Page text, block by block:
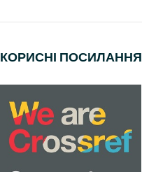
КОРИСНІ ПОСИЛАННЯ